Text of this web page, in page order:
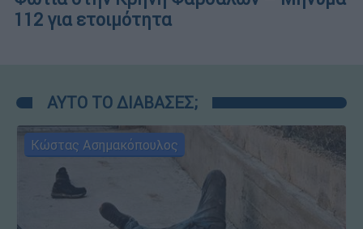
112 για ετοιμότητα
ΑΥΤΟ ΤΟ ΔΙΑΒΑΣΕΣ;
Κώστας Ασημακόπουλος